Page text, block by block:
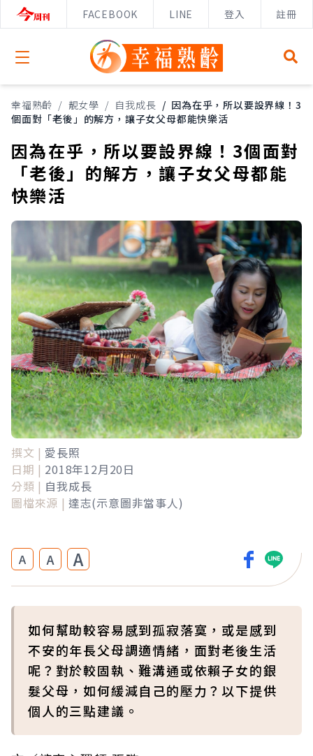
FACEBOOK LINE 登入 註冊
Open menu
幸福熟齡 / 靚女學 / 自我成長 / 因為在乎，所以要設界線！3
個面對「老後」的解方，讓子女父母都能快樂活
因為在乎，所以要設界線！3個面對
「老後」的解方，讓子女父母都能
快樂活
撰文 | 愛長照
日期 | 2018年12月20日
分類 | 自我成長
圖檔來源 | 達志(示意圖非當事人)
A A A
如何幫助較容易感到孤寂落寞，或是感到
不安的年長父母調適情緒，面對老後生活
呢？對於較固執、難溝通或依賴子女的銀
髮父母，如何緩減自己的壓力？以下提供
個人的三點建議。